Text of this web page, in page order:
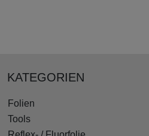
KATEGORIEN
Folien
Tools